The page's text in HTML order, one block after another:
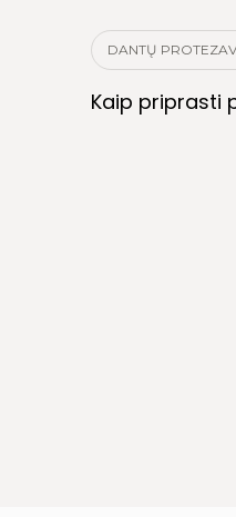
DANTŲ
Kaip priprasti